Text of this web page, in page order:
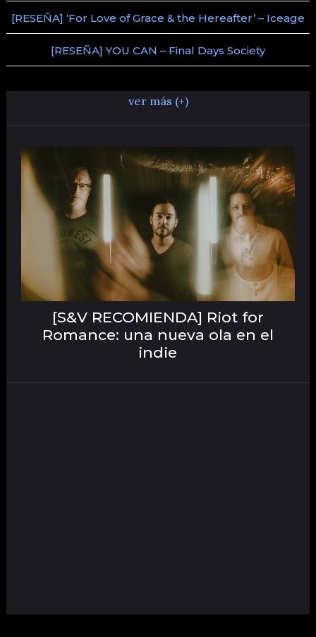
[RESEÑA] ‘For Love of Grace & the Hereafter’ – Iceage
[RESEÑA] YOU CAN – Final Days Society
ver más (+)
[S&V RECOMIENDA] Riot for
Romance: una nueva ola en el
indie